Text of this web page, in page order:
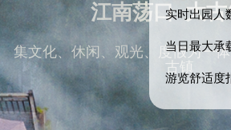
集文化、休闲、观光、度假为一
古镇
江南荡口 大古
实时出园人
当日最大承
游览舒适度